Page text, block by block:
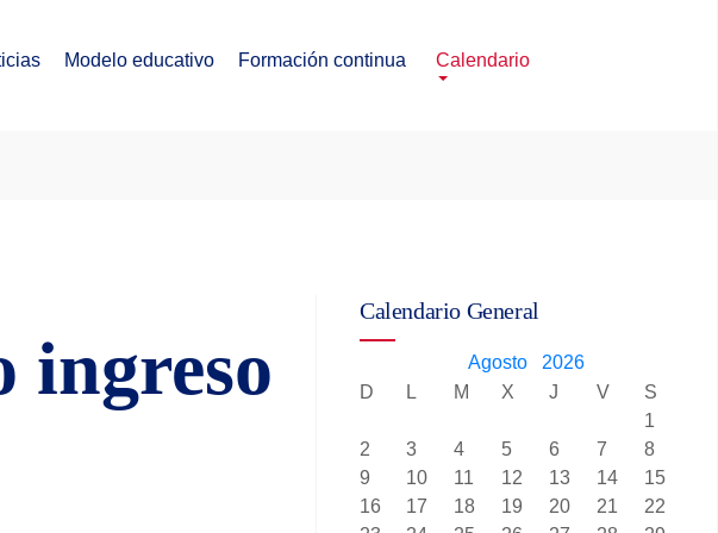
Modelo educativo Formación continua Calendario
ingreso
Calendario General
Agosto 2026
D
L M X J V
S
1
2
3 4 5 6 7
8
9
10 11 12 13 14
15
16
17 18 19 20 21
22